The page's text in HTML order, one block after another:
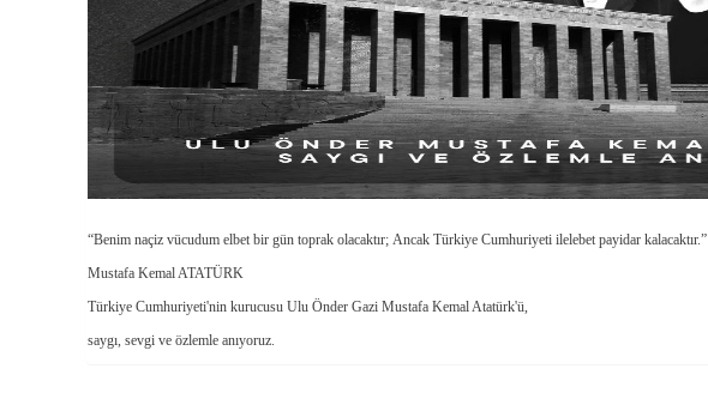
“Benim naçiz vücudum elbet bir gün toprak olacaktır; Ancak Türkiye Cumhuriyeti ilelebet payidar kalacaktır.”
Mustafa Kemal ATATÜRK
Türkiye Cumhuriyeti'nin kurucusu Ulu Önder Gazi Mustafa Kemal Atatürk'ü,
saygı, sevgi ve özlemle anıyoruz.